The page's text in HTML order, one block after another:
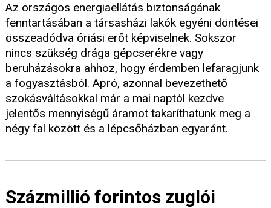
Az országos energiaellátás biztonságának
fenntartásában a társasházi lakók egyéni döntései
összeadódva óriási erőt képviselnek. Sokszor
nincs szükség drága gépcserékre vagy
beruházásokra ahhoz, hogy érdemben lefaragjunk
a fogyasztásból. Apró, azonnal bevezethető
szokásváltásokkal már a mai naptól kezdve
jelentős mennyiségű áramot takaríthatunk meg a
négy fal között és a lépcsőházban egyaránt.
Százmillió forintos zuglói